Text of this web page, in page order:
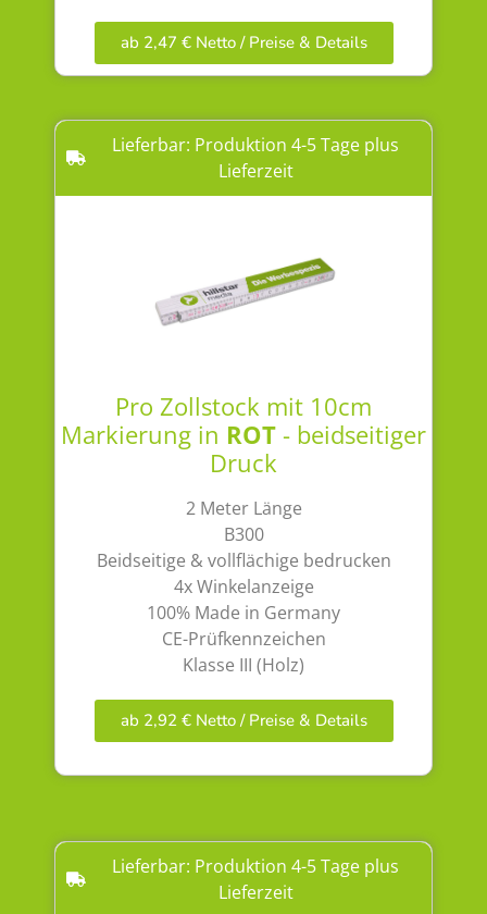
ab 2,47 € Netto / Preise & Details
Lieferbar: Produktion 4-5 Tage plus
Lieferzeit
Pro Zollstock mit 10cm
Markierung in ROT- beidseitiger
Druck
2 Meter Länge
B300
Beidseitige & vollflächige bedrucken
4x Winkelanzeige
100% Made in Germany
CE-Prüfkennzeichen
Klasse III (Holz)
ab 2,92 € Netto / Preise & Details
Lieferbar: Produktion 4-5 Tage plus
Lieferzeit